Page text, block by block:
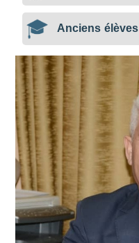
Anciens élèves